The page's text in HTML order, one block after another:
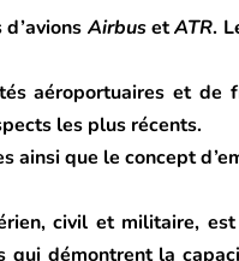
AirbusetATR.
aéroportuaires et
les plus récents.
ainsi que le concept
civil et militaire,
démontrent la